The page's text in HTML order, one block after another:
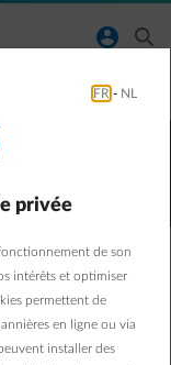
normal-account-circle search
sont
durable et plus
FR - NL
privée
de son
intérêts et optimiser
permettent de
en ligne ou via
installer des